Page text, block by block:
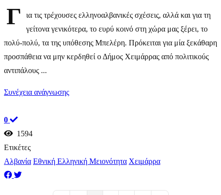
Γ
ια τις τρέχουσες ελληνοαλβανικές σχέσεις, αλλά και για τη
γείτονα γενικότερα, το ευρύ κοινό στη χώρα μας ξέρει, το
πολύ-πολύ, τα της υπόθεσης Μπελέρη. Πρόκειται για μία ξεκάθαρη
προσπάθεια να μην κερδηθεί ο Δήμος Χειμάρρας από πολιτικούς
αντιπάλους ...
Συνέχεια ανάγνωσης
0
1594
Ετικέτες
Αλβανία Εθνική Ελληνική Μειονότητα Χειμάρρα